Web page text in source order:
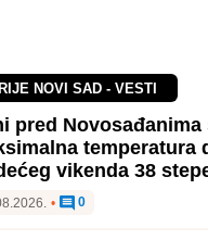
NOVI SAD - VESTI
pred
temperatura
vikenda 38
• 0